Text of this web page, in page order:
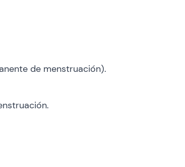
de menstruación).